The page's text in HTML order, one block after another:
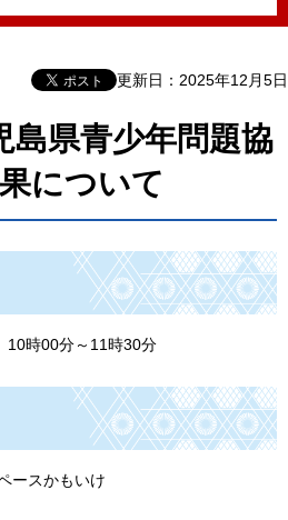
更新日：2025年12月5日
島県青少年問題協
について
10時00分～11時30分
ースかもいけ